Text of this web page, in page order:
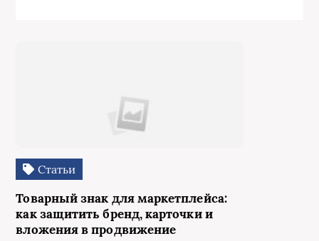
Статьи
Товарный знак для маркетплейса:
как защитить бренд, карточки и
вложения в продвижение